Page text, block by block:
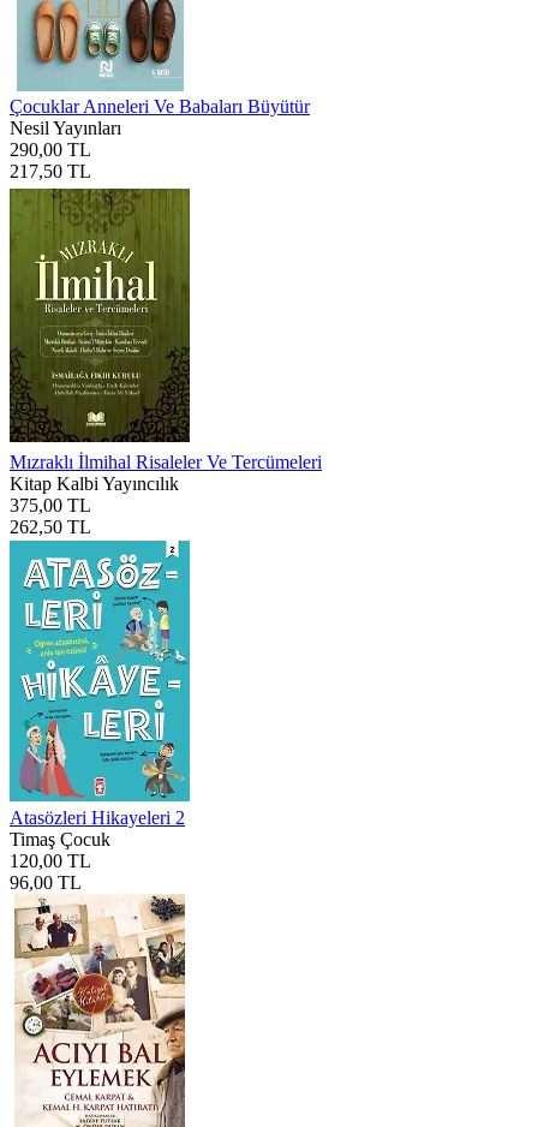
Çocuklar Anneleri Ve Babaları Büyütür
Nesil Yayınları
290,00 TL
217,50 TL
Mızraklı İlmihal Risaleler Ve Tercümeleri
Kitap Kalbi Yayıncılık
375,00 TL
262,50 TL
Atasözleri Hikayeleri 2
Timaş Çocuk
120,00 TL
96,00 TL